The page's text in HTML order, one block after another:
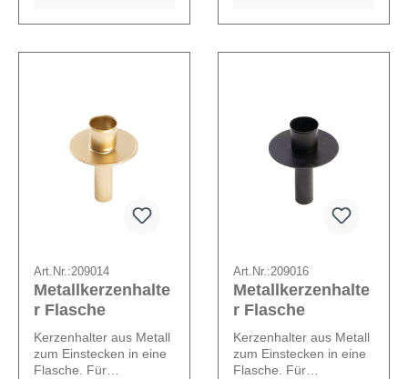
Art.Nr.:209014
Metallkerzenhalte
r Flasche
Kerzenhalter aus Metall
zum Einstecken in eine
Flasche. Für
Art.Nr.:209016
Metallkerzenhalte
r Flasche
Kerzenhalter aus Metall
zum Einstecken in eine
Flasche. Für